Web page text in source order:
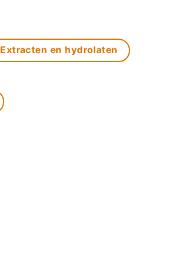
Extracten en hydrolaten